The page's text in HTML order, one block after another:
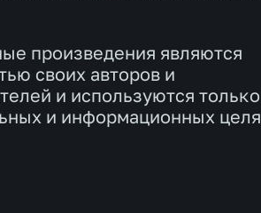
произведения являются
своих авторов и
и используются
и информационных